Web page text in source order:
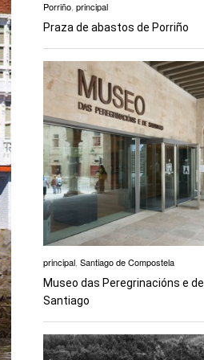
Porriño principal
Praza de abastos de Porriño
principal Santiago de Compostela
Museo das Peregrinacións e de
Santiago